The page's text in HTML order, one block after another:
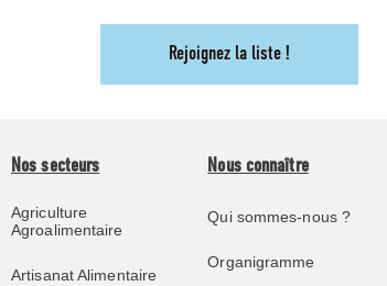
Rejoignez la liste !
Nos secteurs
Agriculture
Agroalimentaire
Artisanat Alimentaire
Nous connaître
Qui sommes-nous ?
Organigramme